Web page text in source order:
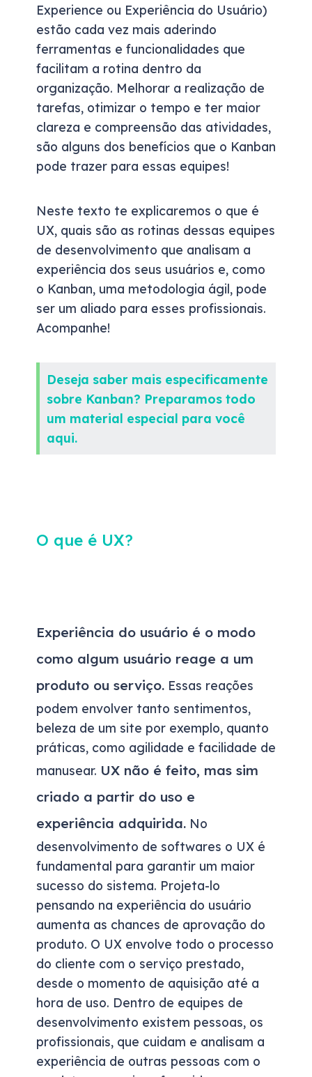
Experience ou Experiência do Usuário)
estão cada vez mais aderindo
ferramentas e funcionalidades que
facilitam a rotina dentro da
organização. Melhorar a realização de
tarefas, otimizar o tempo e ter maior
clareza e compreensão das atividades,
são alguns dos benefícios que o Kanban
pode trazer para essas equipes!
Neste texto te explicaremos o que é
UX, quais são as rotinas dessas equipes
de desenvolvimento que analisam a
experiência dos seus usuários e, como
o Kanban, uma metodologia ágil, pode
ser um aliado para esses profissionais.
Acompanhe!
Deseja saber mais especificamente
sobre Kanban? Preparamos todo
um material especial para você
aqui.
O que é UX?
Experiência do usuário é o modo
como algum usuário reage a um
produto ou serviço. Essas reações
podem envolver tanto sentimentos,
beleza de um site por exemplo, quanto
práticas, como agilidade e facilidade de
manusear. UX não é feito, mas sim
criado a partir do uso e
experiência adquirida. No
desenvolvimento de softwares o UX é
fundamental para garantir um maior
sucesso do sistema. Projeta-lo
pensando na experiência do usuário
aumenta as chances de aprovação do
produto. O UX envolve todo o processo
do cliente com o serviço prestado,
desde o momento de aquisição até a
hora de uso. Dentro de equipes de
desenvolvimento existem pessoas, os
profissionais, que cuidam e analisam a
experiência de outras pessoas com o